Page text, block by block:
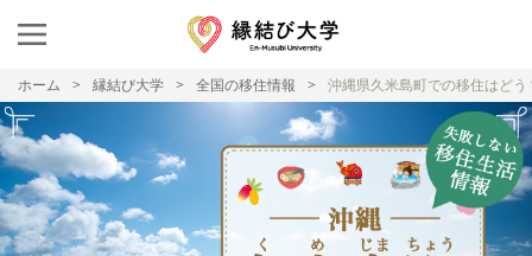
ホーム 縁結び大学 全国の移住情報 沖縄県久米島町での移住はど